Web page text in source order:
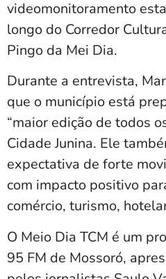
videomonitoramento
longo do Corredor
Pingo da Mei Dia.
Durante a entrevista,
que o município está
“maior edição de todos
Cidade Junina. Ele
expectativa de forte
com impacto positivo
comércio, turismo,
O Meio Dia TCM é um
95 FM de Mossoró,